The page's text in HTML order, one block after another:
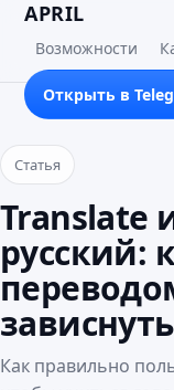
APRIL
Возможности
Открыть в
Статья
Translate
русский:
зависнуть
Как правильно